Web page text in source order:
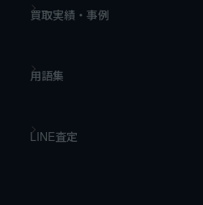
買取実績・事例
用語集
LINE査定